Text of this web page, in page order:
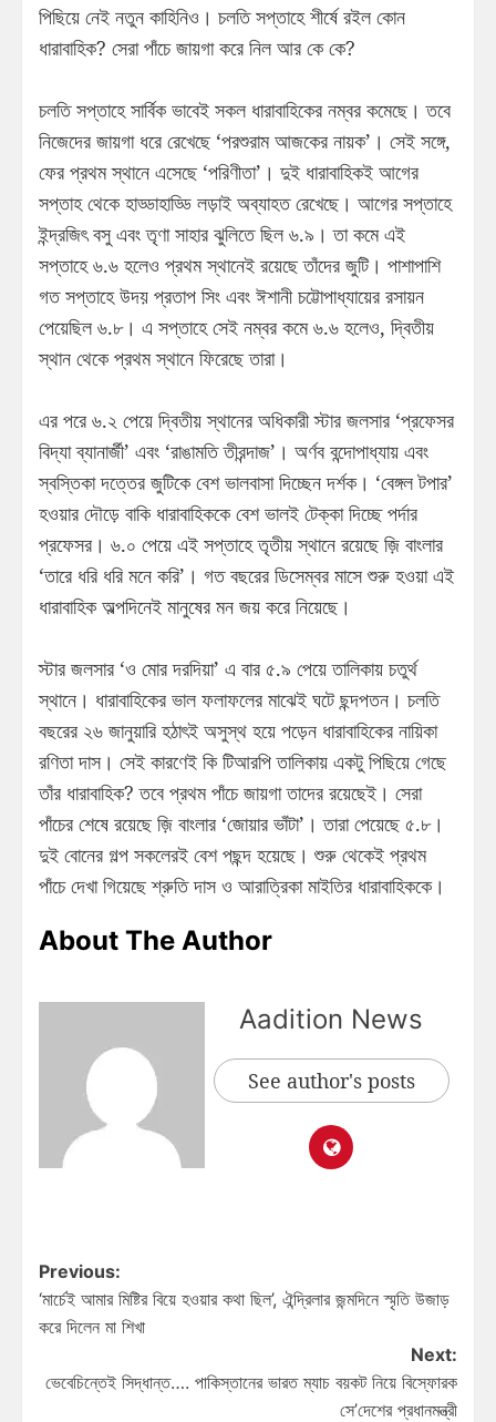
পিছিয়ে নেই নতুন কাহিনিও। চলতি সপ্তাহে শীর্ষে রইল কোন
ধারাবাহিক? সেরা পাঁচে জায়গা করে নিল আর কে কে?
চলতি সপ্তাহে সার্বিক ভাবেই সকল ধারাবাহিকের নম্বর কমেছে। তবে
নিজেদের জায়গা ধরে রেখেছে ‘পরশুরাম আজকের নায়ক’। সেই সঙ্গে,
ফের প্রথম স্থানে এসেছে ‘পরিণীতা’। দুই ধারাবাহিকই আগের
সপ্তাহ থেকে হাড্ডাহাড্ডি লড়াই অব্যাহত রেখেছে। আগের সপ্তাহে
ইন্দ্রজিৎ বসু এবং তৃণা সাহার ঝুলিতে ছিল ৬.৯। তা কমে এই
সপ্তাহে ৬.৬ হলেও প্রথম স্থানেই রয়েছে তাঁদের জুটি। পাশাপাশি
গত সপ্তাহে উদয় প্রতাপ সিং এবং ঈশানী চট্টোপাধ্যায়ের রসায়ন
পেয়েছিল ৬.৮। এ সপ্তাহে সেই নম্বর কমে ৬.৬ হলেও, দ্বিতীয়
স্থান থেকে প্রথম স্থানে ফিরেছে তারা।
এর পরে ৬.২ পেয়ে দ্বিতীয় স্থানের অধিকারী স্টার জলসার ‘প্রফেসর
বিদ্যা ব্যানার্জী’ এবং ‘রাঙামতি তীরন্দাজ’। অর্ণব বন্দোপাধ্যায় এবং
স্বস্তিকা দত্তের জুটিকে বেশ ভালবাসা দিচ্ছেন দর্শক। ‘বেঙ্গল টপার’
হওয়ার দৌড়ে বাকি ধারাবাহিককে বেশ ভালই টেক্কা দিচ্ছে পর্দার
প্রফেসর। ৬.০ পেয়ে এই সপ্তাহে তৃতীয় স্থানে রয়েছে জ়ি বাংলার
‘তারে ধরি ধরি মনে করি’। গত বছরের ডিসেম্বর মাসে শুরু হওয়া এই
ধারাবাহিক অল্পদিনেই মানুষের মন জয় করে নিয়েছে।
স্টার জলসার ‘ও মোর দরদিয়া’ এ বার ৫.৯ পেয়ে তালিকায় চতুর্থ
স্থানে। ধারাবাহিকের ভাল ফলাফলের মাঝেই ঘটে ছন্দপতন। চলতি
বছরের ২৬ জানুয়ারি হঠাৎই অসুস্থ হয়ে পড়েন ধারাবাহিকের নায়িকা
রণিতা দাস। সেই কারণেই কি টিআরপি তালিকায় একটু পিছিয়ে গেছে
তাঁর ধারাবাহিক? তবে প্রথম পাঁচে জায়গা তাদের রয়েছেই। সেরা
পাঁচের শেষে রয়েছে জ়ি বাংলার ‘জোয়ার ভাঁটা’। তারা পেয়েছে ৫.৮।
দুই বোনের গল্প সকলেরই বেশ পছন্দ হয়েছে। শুরু থেকেই প্রথম
পাঁচে দেখা গিয়েছে শ্রুতি দাস ও আরাত্রিকা মাইতির ধারাবাহিককে।
About The Author
Aadition News
See author's posts
Previous:
‘মার্চেই আমার মিষ্টির বিয়ে হওয়ার কথা ছিল’, ঐন্দ্রিলার জন্মদিনে স্মৃতি উজাড়
করে দিলেন মা শিখা
Next:
ভেবেচিন্তেই সিদ্ধান্ত…. পাকিস্তানের ভারত ম্যাচ বয়কট নিয়ে বিস্ফোরক
সে’দেশের প্রধানমন্ত্রী